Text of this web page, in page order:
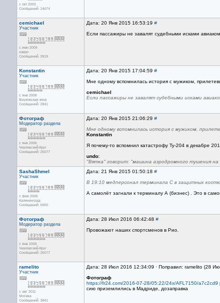
с окт 2003
Сообщений: 14674
cemichael
Участник
с июн 2009
озеро
Сообщений: 3919
Дата: 20 Янв 2015 16:53:19 #
Если пассажиры не завалят судебными исками
Konstantin
Участник
с янв 2008
Внуковская зона
Сообщений: 2841
Дата: 20 Янв 2015 17:04:59 #
Мне одному вспомнилась история с мужиком,
cemichael
Если пассажиры не завалят судебными исками
Фотограф
Модератор раздела
с янв 2006
Чкаловский-Круг
Сообщений: 25077
Дата: 20 Янв 2015 21:06:29 #
Мне одному вспомнилась история с мужиком,
Konstantin
Я почему-то вспомнил катастрофу Ту-204 в декабре
undo:
"Вятка" говорит: "машина аэродромного тушения
SashaShmel
Участник
с фев 2006
Калининград
Сообщений: 5900
Дата: 21 Янв 2015 01:50:18 #
В 19:10 медперсонал терминала C в защитных
А самолёт загнали к терминалу А (бизнес) . Это в
Фотограф
Модератор раздела
с янв 2006
Чкаловский-Круг
Сообщений: 25077
Дата: 28 Июл 2016 06:42:48 #
Провожают наших спортсменов в Рио.
ramelito
Участник
с авг 2011
Москва
Сообщений: 3841
Дата: 28 Июл 2016 12:34:09 · Поправил: ramelito (28
Фотограф
https://fr24.com/2016-07-28/05:22/24x/AFL7150/a7c2cd9
сию приземлились в Мадриде, дозаправка